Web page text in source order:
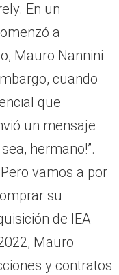
En un
a
Mauro Nannini
cuando
que
un mensaje
hermano!”.
vamos a por
su
de IEA
Mauro
y contratos